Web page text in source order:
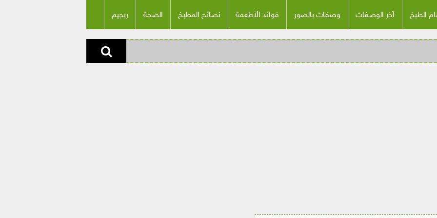
الطبخ آخر الوصفات وصفات بالصور فوائد الأطعمة نصائح المطبخ الصحة ريجيم